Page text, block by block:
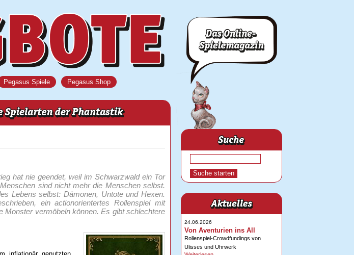
Pegasus Spiele Pegasus Shop
hat nie geendet, weil im Schwarzwald ein Tor
sind nicht mehr die Menschen selbst.
Lebens selbst: Dämonen, Untote und Hexen.
ein actionorientertes Rollenspiel mit
Monster vermöbeln können. Es gibt schlechtere
24.06.2026
Von Aventurien ins All
Rollenspiel-Crowdfundings von
Ulisses und Uhrwerk